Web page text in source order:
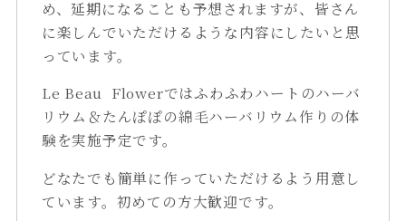
め、延期になることも予想されますが、皆さん
に楽しんでいただけるような内容にしたいと思
っています。
Le Beau Flowerではふわふわハートのハーバ
リウム＆たんぽぽの綿毛ハーバリウム作りの体
験を実施予定です。
どなたでも簡単に作っていただけるよう用意し
ています。初めての方大歓迎です。